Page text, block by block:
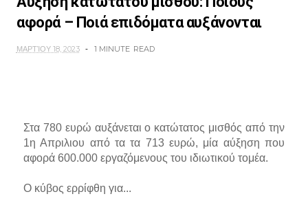
αφορά – Ποιά επιδόματα αυξάνονται
ΜΑΡΤΊΟΥ 18, 2023 1 MINUTE READ
Στα 780 ευρώ αυξάνεται ο κατώτατος μισθός από την
1η Απριλιου από τα τα 713 ευρώ, μία αύξηση που
αφορά 600.000 εργαζόμενους του ιδιωτικού τομέα.
O κύβος ερρίφθη για...